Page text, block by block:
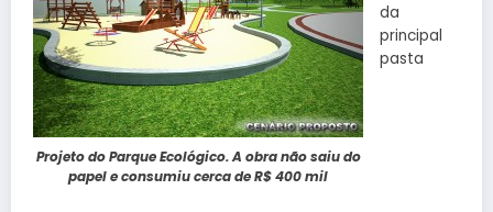
Projeto do Parque Ecológico. A obra não saiu do
papel e consumiu cerca de R$ 400 mil
da
principal
pasta